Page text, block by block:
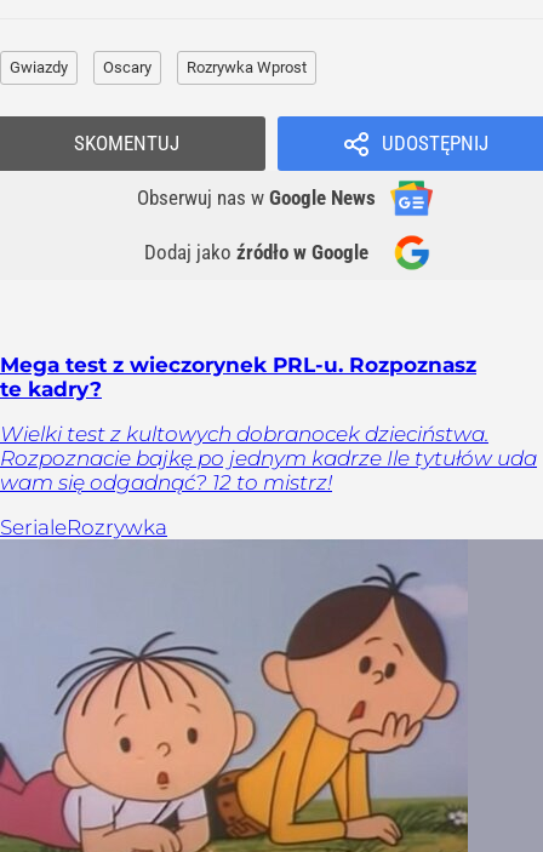
Gwiazdy Oscary Rozrywka Wprost
UDOSTĘPNIJ
Obserwuj nas w Google News
Dodaj jako źródło w Google
SKOMENTUJ
Mega test z wieczorynek PRL-u. Rozpoznasz
te kadry?
Wielki test z kultowych dobranocek dzieciństwa.
Rozpoznacie bajkę po jednym kadrze Ile tytułów uda
wam się odgadnąć? 12 to mistrz!
SerialeRozrywka